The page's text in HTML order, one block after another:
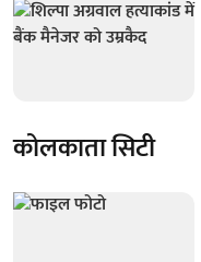
कोलकाता सिटी